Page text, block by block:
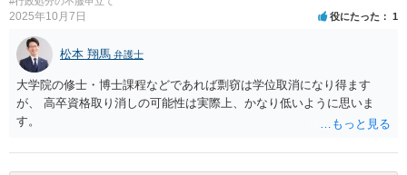
2025年10月7日 役にたった 1
松本 翔馬 弁護士
大学院の修士・博士課程などであれば剽窃は学位取消になり得ます
が、 高卒資格取り消しの可能性は実際上、かなり低いように思いま
す。